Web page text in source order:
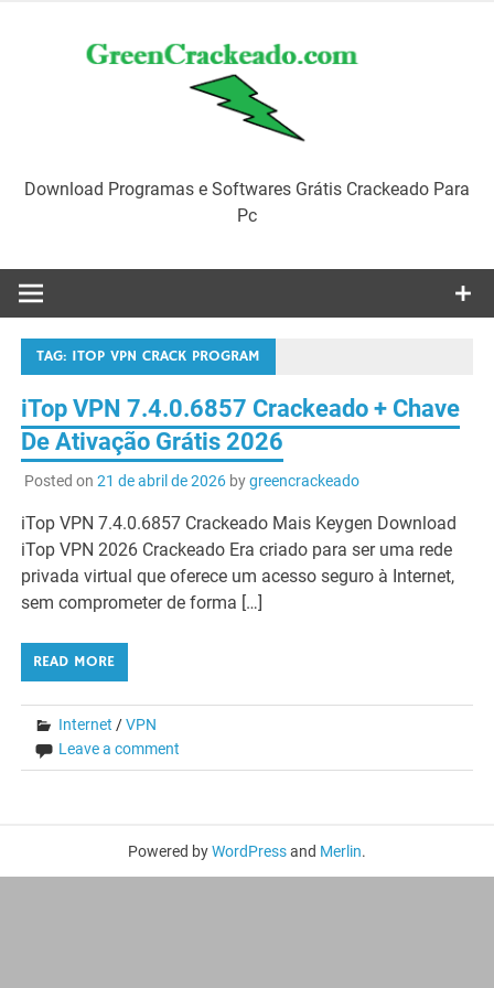
Download Programas e Softwares Grátis Crackeado Para
Pc
TAG: ITOP VPN CRACK PROGRAM
iTop VPN 7.4.0.6857 Crackeado + Chave
De Ativação Grátis 2026
Posted on 21 de abril de 2026bygreencrackeado
iTop VPN 7.4.0.6857 Crackeado Mais Keygen Download
iTop VPN 2026 Crackeado Era criado para ser uma rede
privada virtual que oferece um acesso seguro à Internet,
sem comprometer de forma […]
READ MORE
Internet /VPN
Leave a comment
Powered byWordPressand Merlin.